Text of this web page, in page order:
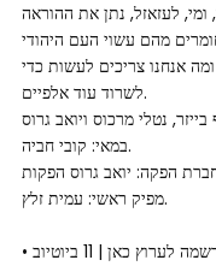
מהם עשוי העם היהודי
אנחנו צריכים לעשות כדי
לשרוד עוד אלפיים.
במאי: קובי חביה.
מפיק ראשי: עמית זלץ.